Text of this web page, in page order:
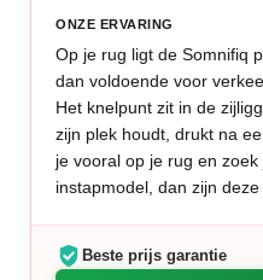
ONZE ERVARING
Op je rug ligt de Somnifiq
dan voldoende voor
Het knelpunt zit in de
zijn plek houdt, drukt na
je vooral op je rug en
instapmodel, dan zijn
Beste prijs garantie